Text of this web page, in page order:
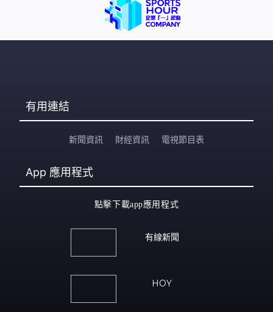
有用連結
新聞資訊 財經資訊 電視節目表
App 應用程式
點擊下載app應用程式
有線新聞
HOY